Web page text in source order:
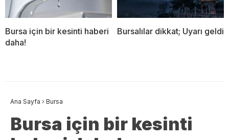
Bursa için bir kesinti haberi
daha!
Bursalılar dikkat; Uyarı geldi
Ana Sayfa › Bursa
Bursa için bir kesinti